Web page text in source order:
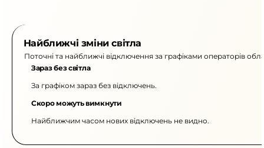
Найближчі зміни світла
Поточні та найближчі відключення за графіками операторів
Зараз без світла
За графіком зараз без відключень.
Скоро можуть вимкнути
Найближчим часом нових відключень не видно.